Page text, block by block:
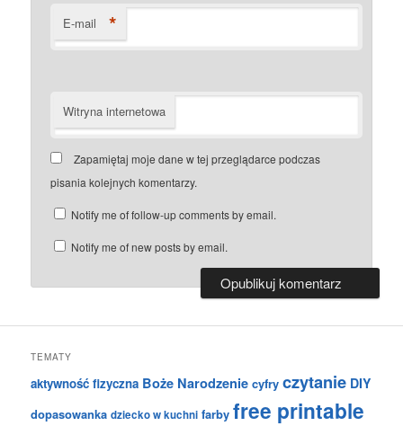
E-mail *
Witryna internetowa
Zapamiętaj moje dane w tej przeglądarce podczas
pisania kolejnych komentarzy.
Notify me of follow-up comments by email.
Notify me of new posts by email.
TEMATY
aktywność fizyczna Boże Narodzenie cyfry czytanie DIY
dopasowanka dziecko w kuchni farby free printable